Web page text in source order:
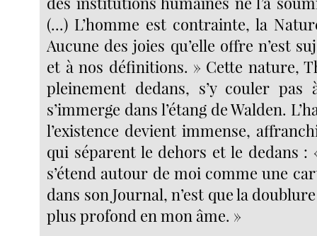
(...) L’homme est contrainte, la
Aucune des joies qu’elle offre n’est
et à nos définitions. » Cette nature,
pleinement dedans, s’y couler
s’immerge dans l’étang de Walden.
l’existence devient immense,
qui séparent le dehors et le dedans
s’étend autour de moi comme une
dans son Journal, n’est que la
plus profond en mon âme. »